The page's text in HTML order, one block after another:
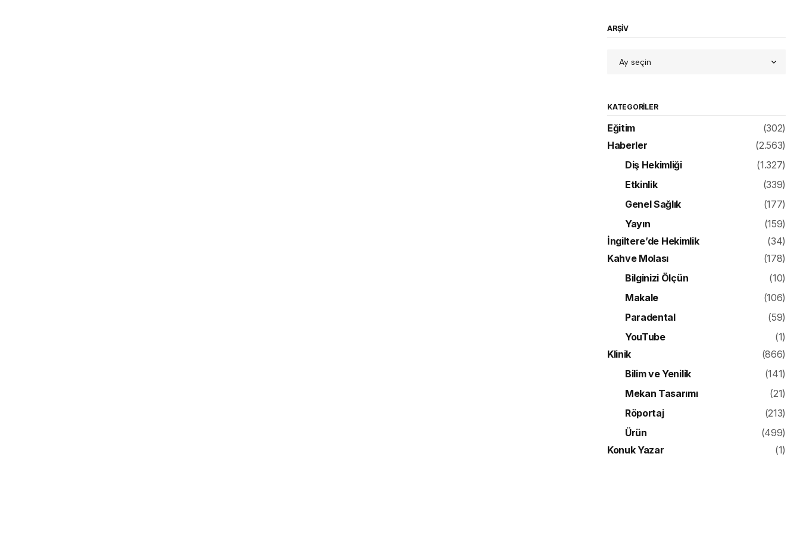
ARŞİV
KATEGORILER
Eğitim
(302)
Haberler
(2.563)
Diş Hekimliği
(1.327)
Etkinlik
(339)
Genel Sağlık
(177)
Yayın
(159)
İngiltere’de Hekimlik
(34)
Kahve Molası
(178)
Bilginizi Ölçün
(10)
Makale
(106)
Paradental
(59)
YouTube
(1)
Klinik
(866)
Bilim ve Yenilik
(141)
Mekan Tasarımı
(21)
Röportaj
(213)
Ürün
(499)
Konuk Yazar
(1)